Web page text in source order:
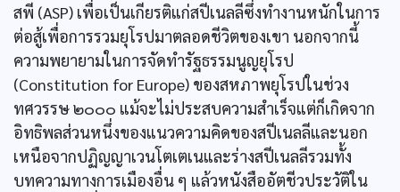
สพี (ASP) เพื่อเป็นเกียรติแก่สปีเนลลีซึ่งทำงานหนักในการ
ต่อสู้เพื่อการรวมยุโรปมาตลอดชีวิตของเขา นอกจากนี้
ความพยายามในการจัดทำรัฐธรรมนูญยุโรป
(Constitution for Europe) ของสหภาพยุโรปในช่วง
ทศวรรษ ๒๐๐๐ แม้จะไม่ประสบความสำเร็จแต่ก็เกิดจาก
อิทธิพลส่วนหนึ่งของแนวความคิดของสปีเนลลีและนอก
เหนือจากปฏิญญาเวนโตเตเนและร่างสปีเนลลีรวมทั้ง
บทความทางการเมืองอื่น ๆ แล้วหนังสืออัตชีวประวัติใน